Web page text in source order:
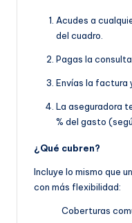
Acudes a
del cuadro.
Pagas la
Envías la factura
La aseguradora
% del gasto
¿Qué cubren?
Incluye lo mismo que
con más flexibilidad:
Coberturas